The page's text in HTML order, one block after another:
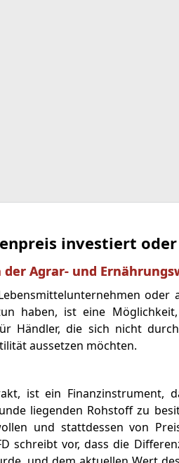
investiert
Agrar- und
haben, ist eine
Händler, die sich nicht
aussetzen möchten.
ist ein Finanzinstrument,
liegenden Rohstoff zu
und stattdessen von
schreibt vor, dass die